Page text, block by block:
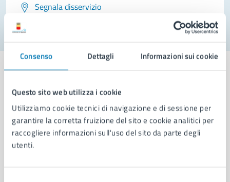
Consenso Dettagli Informazioni sui cookie
Questo sito web utilizza i cookie
Utilizziamo cookie tecnici di navigazione e di sessione per
garantire la corretta fruizione del sito e cookie analitici per
raccogliere informazioni sull'uso del sito da parte degli
utenti.
Segnala disservizio
Comune di Napoli
AMMINISTRAZIONE